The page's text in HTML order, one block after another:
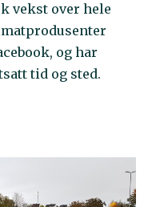
vekst over hele
og har
tid og sted.